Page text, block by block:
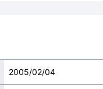
2005/02/04